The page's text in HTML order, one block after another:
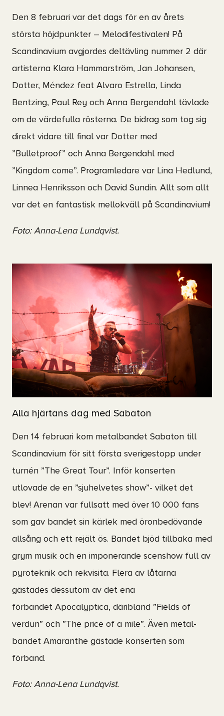
Den 8 februari var det dags för en av årets
största höjdpunkter – Melodifestivalen! På
Scandinavium avgjordes deltävling nummer 2 där
artisterna Klara Hammarström, Jan Johansen,
Dotter, Méndez feat Alvaro Estrella, Linda
Bentzing, Paul Rey och Anna Bergendahl tävlade
om de värdefulla rösterna. De bidrag som tog sig
direkt vidare till final var Dotter med
”Bulletproof” och Anna Bergendahl med
”Kingdom come”. Programledare var Lina Hedlund,
Linnea Henriksson och David Sundin. Allt som allt
var det en fantastisk mellokväll på Scandinavium!
Foto: Anna-Lena Lundqvist.
Alla hjärtans dag med Sabaton
Den 14 februari kom metalbandet Sabaton till
Scandinavium för sitt första sverigestopp under
turnén ”The Great Tour”. Inför konserten
utlovade de en ”sjuhelvetes show”- vilket det
blev! Arenan var fullsatt med över 10 000 fans
som gav bandet sin kärlek med öronbedövande
allsång och ett rejält ös. Bandet bjöd tillbaka med
grym musik och en imponerande scenshow full av
pyroteknik och rekvisita. Flera av låtarna
gästades dessutom av det ena
förbandet Apocalyptica, däribland ”Fields of
verdun” och ”The price of a mile”. Även metal-
bandet Amaranthe gästade konserten som
förband.
Foto: Anna-Lena Lundqvist.